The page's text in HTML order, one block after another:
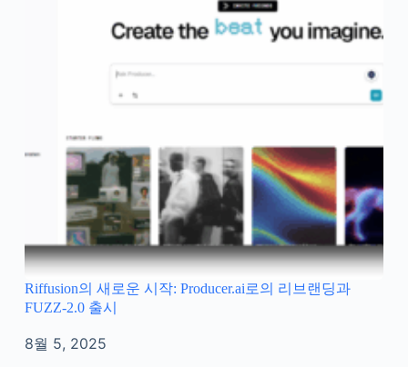
Riffusion의 새로운 시작: Producer.ai로의 리브랜딩과
FUZZ-2.0 출시
8월 5, 2025